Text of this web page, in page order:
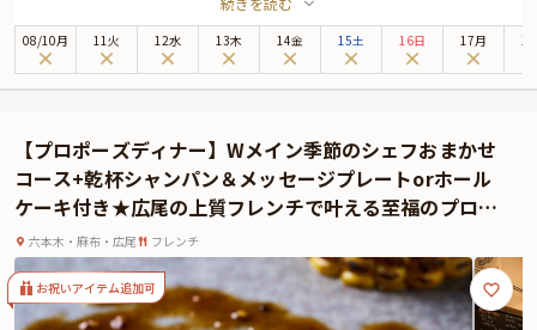
店内に足を踏み入れると、天井高 6m の開放感あふれる空間が広がり、ラグジ
ュアリーな雰囲気に包まれます。本プランでは、シャンデリアが煌めく個室へ
ご案内。色彩豊かなアートが彩るプライベート空間で、二人きりの特別なひと
店でも人気の外はサクッと、中はふんわりとした特製ブレッド）など、味もボ
リュームも満足感たっぷり の内容をご提供いたします。
そして、ディナーの締めくくりには、プロポーズシーンを華やかに彩る、メッ
セージ付きホールケーキ をご用意。お好きな言葉を添えて、大切な想いを伝え
るサプライズ演出も可能です。
美食と上質な空間が揃う「BLT STEAK ROPPONGI」で、人生に一度のプロポー
ズを。愛する人の心に刻まれる、最高のひとときをお約束します。
08/10月 11火 12水 13木 14金 15土 16日 17月
【プロポーズディナー】Wメイン季節のシェフおまかせ
コース+乾杯シャンパン＆メッセージプレートorホール
ケーキ付き★広尾の上質フレンチで叶える至福のプロポ
ーズ
六本木・麻布・広尾 フレンチ
お祝いアイテム追加可